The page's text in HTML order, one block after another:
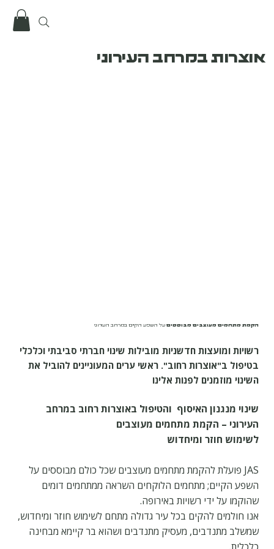
אוצרות במרחב העירוני
הקמת מתחמים מעוצבים מבוססים על השפע הקיים במרחב העירוני
רשויות ומועצות חדשניות מובילות שינוי חברתי סביבתי וכלכלי
בטיפול ב"אוצרות רחוב".ראשי ערים המעוניינים להוביל את
השינוי מוזמנים לפנות אלינו
שינוי מנגנון האיסוף והטיפול באוצרות רחוב במרחב
העירוני – הקמת מתחמים מעוצבים
לשימוש חוזר ומיחדוש
JAS פועלת להקמת מתחמים מעוצבים שכל כולם מבוססים על
השפע הקיים; מתחמים הלוקחים השראה ממתחמים דומים
שהוקמו על ידי רשויות באירופה.
אנו חולמים להקים בכל עיר גדולה מתחם לשימוש חוזר ומיחדוש,
שמשלב מתנדבים, מעסיק מתנדבים ושהוא בר קיימא מבחינה